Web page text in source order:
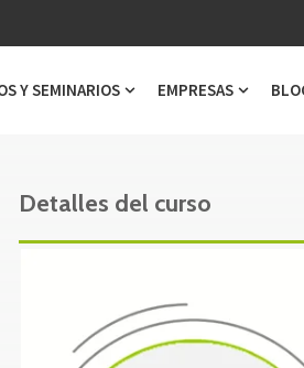
for Cursos
Y SEMINARIOS
Show submenu for
EMPRESAS
Show
Detalles del curso